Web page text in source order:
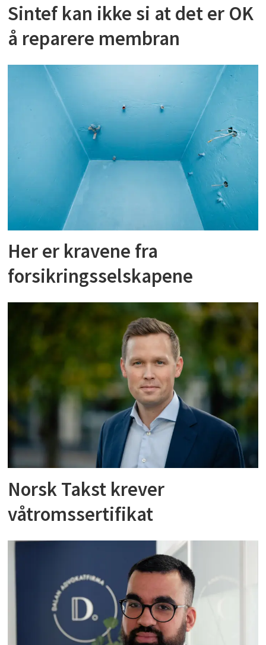
Sintef kan ikke si at det er OK
å reparere membran
Her er kravene fra
forsikringsselskapene
Norsk Takst krever
våtromssertifikat